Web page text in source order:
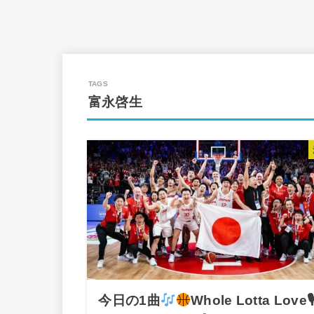
富永啓生
今日の1曲
Whole Lotta